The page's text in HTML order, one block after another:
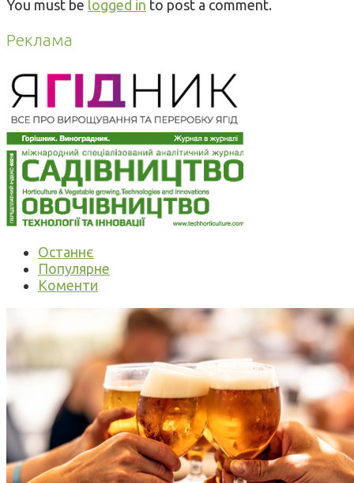
You must be logged in to post a comment.
Реклама
Останнє
Популярне
Коменти